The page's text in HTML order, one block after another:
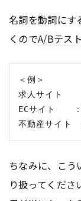
名詞を動詞にす
くのでA/Bテスト
＜例＞
求人サイト
ECサイト　　
ちなみに、こ
り扱ってくだ